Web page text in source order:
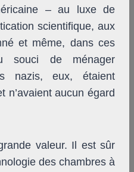
– au luxe de
scientifique, aux
et même, dans ces
souci de ménager
nazis, eux, étaient
n’avaient aucun égard
valeur. Il est sûr
des chambres à